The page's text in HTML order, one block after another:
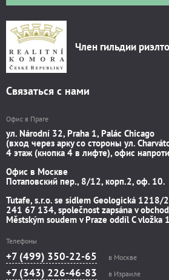
Член гильдии
Связаться с нами
Офис в Праге
ул. Národní 32, Praha 1, Palác Chicago
(вход через арку со стороны ул.
4 этаж (кнопка 4 в лифте), офис
Офис в Москве
Потаповский пер., 8/12, корп.2, оф. 10.
Tutafe, s.r.o. se sídlem Geologická 1218/
241 67 134, společnost zapsána v
Městským soudem v Praze oddíl C vložka
Телефоны
+7 (499) 350-22-65 в Москве
+7 (343) 226-46-83 в Израиле